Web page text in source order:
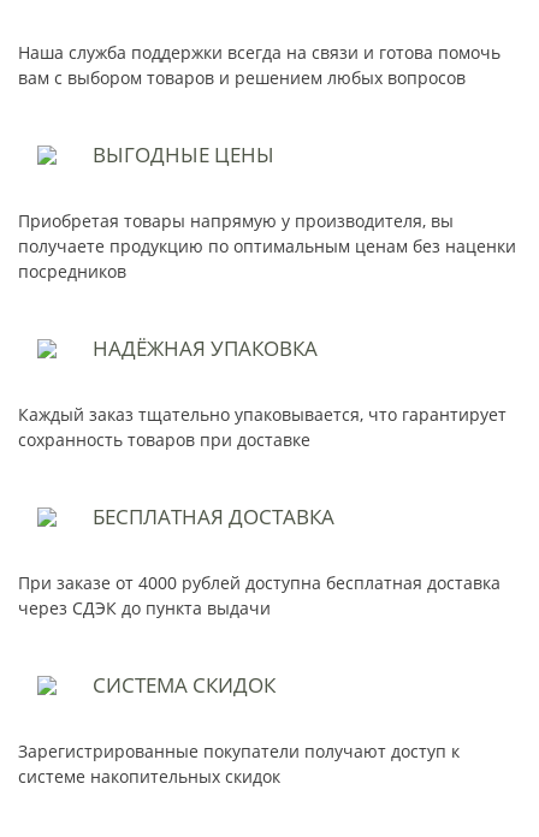
Наша служба поддержки всегда на связи и готова помочь
вам с выбором товаров и решением любых вопросов
ВЫГОДНЫЕ ЦЕНЫ
Приобретая товары напрямую у производителя, вы
получаете продукцию по оптимальным ценам без наценки
посредников
НАДЁЖНАЯ УПАКОВКА
Каждый заказ тщательно упаковывается, что гарантирует
сохранность товаров при доставке
БЕСПЛАТНАЯ ДОСТАВКА
При заказе от 4000 рублей доступна бесплатная доставка
через СДЭК до пункта выдачи
СИСТЕМА СКИДОК
Зарегистрированные покупатели получают доступ к
системе накопительных скидок